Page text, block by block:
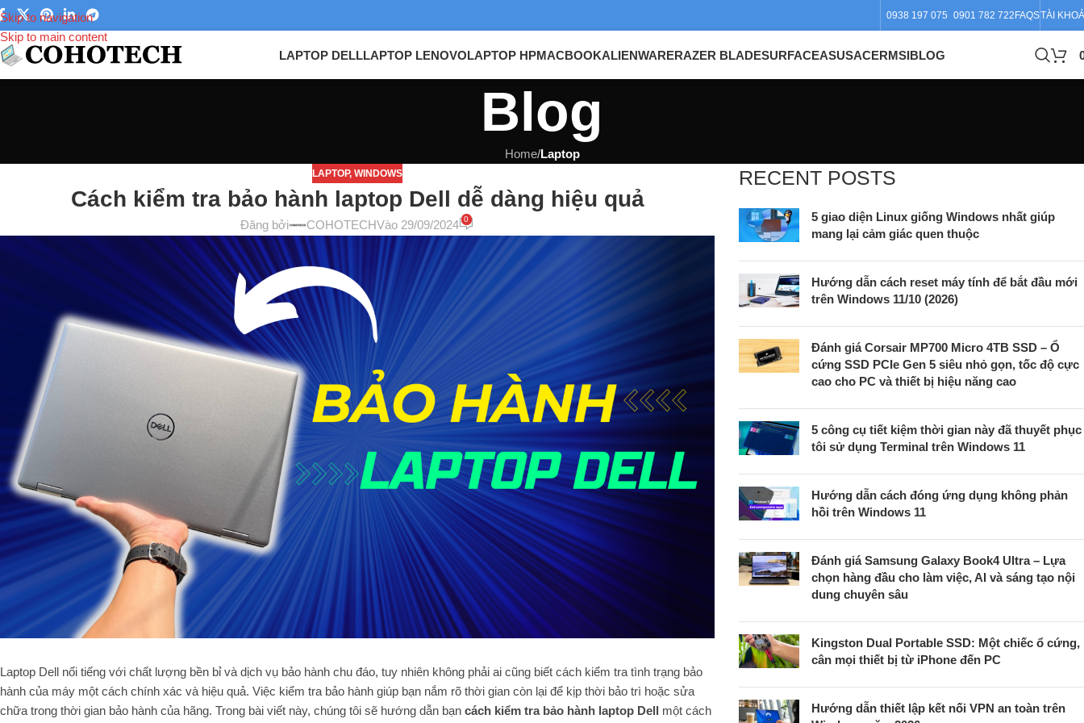
Skip to navigation
Skip to main content
0938 197 075 0901 782 722 FAQSTÀI
LAPTOP DELLLAPTOP LENOVOLAPTOP HPMACBOOKALIENWARERAZER BLADESURFACEASUSACERMSIBLOG
Blog
Home/Laptop
LAPTOP, WINDOWS
Cách kiểm tra bảo hành laptop Dell dễ dàng hiệu quả
Đăng bởi COHOTECHVào 29/09/2024 0
Laptop Dell nổi tiếng với chất lượng bền bỉ và dịch vụ bảo hành chu đáo, tuy nhiên không phải ai cũng biết cách kiểm tra tình trạng bảo
hành của máy một cách chính xác và hiệu quả. Việc kiểm tra bảo hành giúp bạn nắm rõ thời gian còn lại để kịp thời bảo trì hoặc sửa
chữa trong thời gian bảo hành của hãng. Trong bài viết này, chúng tôi sẽ hướng dẫn bạn cách kiểm tra bảo hành laptop Dell một cách
RECENT POSTS
5 giao diện Linux giống Windows nhất giúp
mang lại cảm giác quen thuộc
Hướng dẫn cách reset máy tính để bắt đầu mới
trên Windows 11/10 (2026)
Đánh giá Corsair MP700 Micro 4TB SSD – Ổ
cứng SSD PCIe Gen 5 siêu nhỏ gọn, tốc độ cực
cao cho PC và thiết bị hiệu năng cao
5 công cụ tiết kiệm thời gian này đã thuyết phục
tôi sử dụng Terminal trên Windows 11
Hướng dẫn cách đóng ứng dụng không phản
hồi trên Windows 11
Đánh giá Samsung Galaxy Book4 Ultra – Lựa
chọn hàng đầu cho làm việc, AI và sáng tạo nội
dung chuyên sâu
Kingston Dual Portable SSD: Một chiếc ổ cứng,
cân mọi thiết bị từ iPhone đến PC
Hướng dẫn thiết lập kết nối VPN an toàn trên